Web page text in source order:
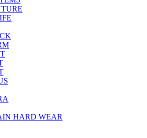
HARD WEAR